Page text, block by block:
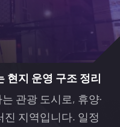
현지 운영 구조 정리
관광 도시로, 휴양·
진 지역입니다. 일정